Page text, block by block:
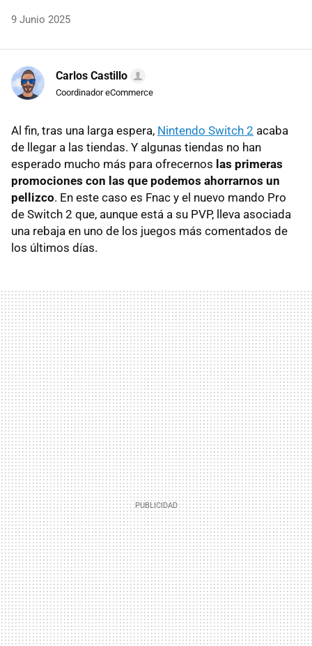
9 Junio 2025
Carlos Castillo
Coordinador eCommerce
Al fin, tras una larga espera, Nintendo Switch 2 acaba
de llegar a las tiendas. Y algunas tiendas no han
esperado mucho más para ofrecernos las primeras
promociones con las que podemos ahorrarnos un
pellizco. En este caso es Fnac y el nuevo mando Pro
de Switch 2 que, aunque está a su PVP, lleva asociada
una rebaja en uno de los juegos más comentados de
los últimos días.